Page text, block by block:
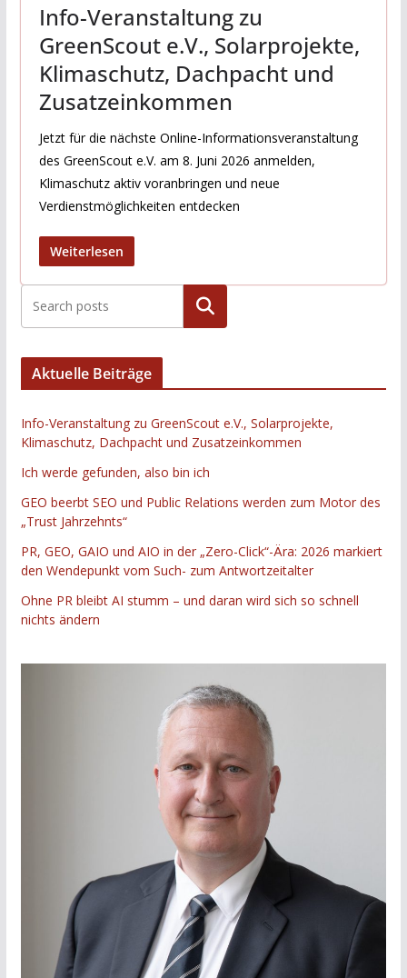
Info-Veranstaltung zu
GreenScout e.V., Solarprojekte,
Klimaschutz, Dachpacht und
Zusatzeinkommen
Jetzt für die nächste Online-Informationsveranstaltung
des GreenScout e.V. am 8. Juni 2026 anmelden,
Klimaschutz aktiv voranbringen und neue
Verdienstmöglichkeiten entdecken
Weiterlesen
Suchen
Aktuelle Beiträge
Info-Veranstaltung zu GreenScout e.V., Solarprojekte,
Klimaschutz, Dachpacht und Zusatzeinkommen
Ich werde gefunden, also bin ich
GEO beerbt SEO und Public Relations werden zum Motor des
„Trust Jahrzehnts“
PR, GEO, GAIO und AIO in der „Zero-Click“-Ära: 2026 markiert
den Wendepunkt vom Such- zum Antwortzeitalter
Ohne PR bleibt AI stumm – und daran wird sich so schnell
nichts ändern